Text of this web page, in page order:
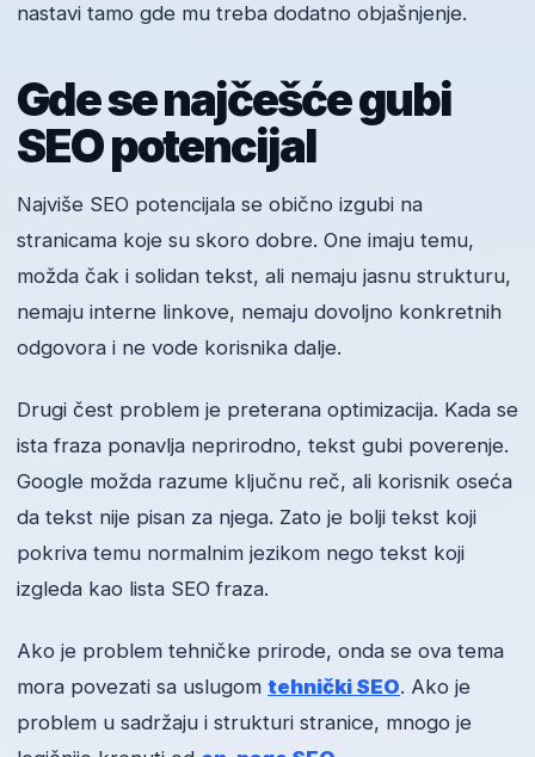
nastavi tamo gde mu treba dodatno objašnjenje.
Gde se najčešće gubi
SEO potencijal
Najviše SEO potencijala se obično izgubi na
stranicama koje su skoro dobre. One imaju temu,
možda čak i solidan tekst, ali nemaju jasnu strukturu,
nemaju interne linkove, nemaju dovoljno konkretnih
odgovora i ne vode korisnika dalje.
Drugi čest problem je preterana optimizacija. Kada se
ista fraza ponavlja neprirodno, tekst gubi poverenje.
Google možda razume ključnu reč, ali korisnik oseća
da tekst nije pisan za njega. Zato je bolji tekst koji
pokriva temu normalnim jezikom nego tekst koji
izgleda kao lista SEO fraza.
Ako je problem tehničke prirode, onda se ova tema
mora povezati sa uslugom tehnički SEO. Ako je
problem u sadržaju i strukturi stranice, mnogo je